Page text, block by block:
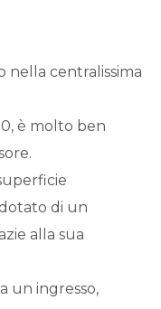
nella centralissima
è molto ben
di un
alla sua
un ingresso,